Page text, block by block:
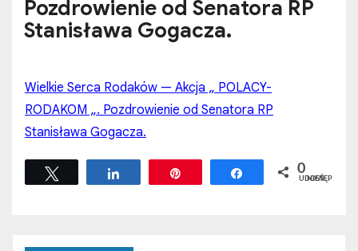
Pozdrowienie od Senatora RP
Stanisława Gogacza.
Wielkie Serca Rodaków — Akcja „ POLACY-
RODAKOM „. Pozdrowienie od Senatora RP
Stanisława Gogacza.
Udostępnij Udostępnij
0
UDOSTĘPNIEŃ